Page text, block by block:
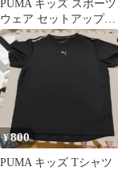
PUMA キッズ スポーツ
ウェア セットアップ
140cm 150cm
¥800
PUMA キッズ Tシャツ